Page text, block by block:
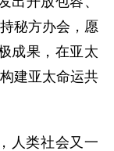
秘方办会，愿
成果，在亚太
建亚太命运共
人类社会又一